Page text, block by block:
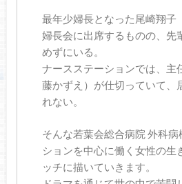
最年少婦長となった尾崎翔子
婦長会に出席するものの、先
めずにいる。
ナースステーションでは、主
藤かずえ）が仕切っていて、
れない。
そんな若葉会総合病院 外科
ションを中心に働く女性の生
ッチに描いていきます。